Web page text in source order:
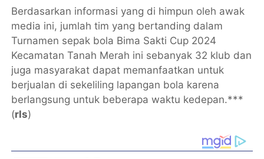
Berdasarkan informasi yang di himpun oleh awak
media ini, jumlah tim yang bertanding dalam
Turnamen sepak bola Bima Sakti Cup 2024
Kecamatan Tanah Merah ini sebanyak 32 klub dan
juga masyarakat dapat memanfaatkan untuk
berjualan di sekeliling lapangan bola karena
berlangsung untuk beberapa waktu kedepan.***
(rls)